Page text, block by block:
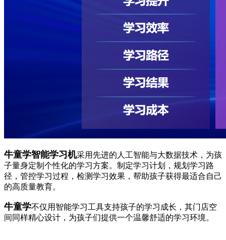
牛童学智能学习机采用先进的人工智能与大数据技术，为孩
子量身定制个性化的学习方案。制定学习计划，规划学习路
径，管控学习过程，检测学习效果，帮助孩子获得最适合自己
的高质量教育。
牛童学不仅用智能学习工具支持孩子的学习成长，其门店空
间同样精心设计，为孩子们提供一个温馨舒适的学习环境。